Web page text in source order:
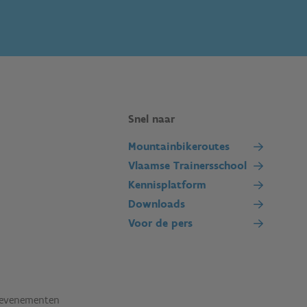
Snel naar
Mountainbikeroutes
Vlaamse Trainersschool
Kennisplatform
Downloads
Voor de pers